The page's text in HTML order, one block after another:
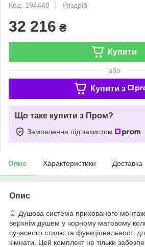
Код: 194448
Роздріб
32 216 ₴
Купити
або
Купити з
Що таке купити з Пром?
Замовлення під захистом
Опис Характеристики Доставка
Опис
🚿 Душова система прихованого
верхнім душем у чорному матовому
сучасного стилю та функціональності
кімнати. Цей комплект не тільки